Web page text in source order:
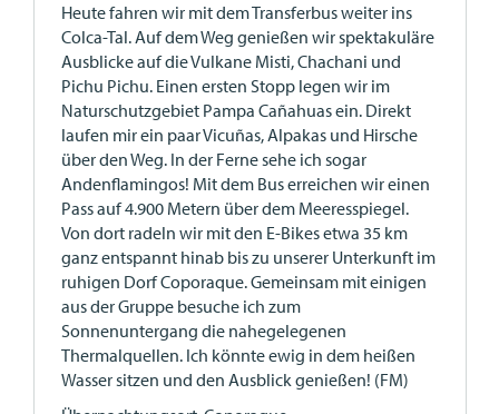
Heute fahren wir mit dem Transferbus weiter ins
Colca-Tal. Auf dem Weg genießen wir spektakuläre
Ausblicke auf die Vulkane Misti, Chachani und
Pichu Pichu. Einen ersten Stopp legen wir im
Naturschutzgebiet Pampa Cañahuas ein. Direkt
laufen mir ein paar Vicuñas, Alpakas und Hirsche
über den Weg. In der Ferne sehe ich sogar
Andenflamingos! Mit dem Bus erreichen wir einen
Pass auf 4.900 Metern über dem Meeresspiegel.
Von dort radeln wir mit den E-Bikes etwa 35 km
ganz entspannt hinab bis zu unserer Unterkunft im
ruhigen Dorf Coporaque. Gemeinsam mit einigen
aus der Gruppe besuche ich zum
Sonnenuntergang die nahegelegenen
Thermalquellen. Ich könnte ewig in dem heißen
Wasser sitzen und den Ausblick genießen! (FM)